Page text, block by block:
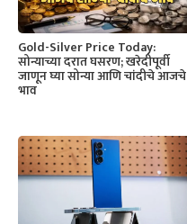
Gold-Silver Price Today:
सोन्याच्या दरात घसरण; खरेदीपूर्वी
जाणून घ्या सोन्या आणि चांदीचे आजचे
भाव